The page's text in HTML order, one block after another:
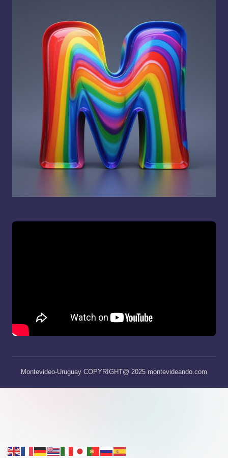
Montevideo-Uruguay COPYRIGHT@ 2025 montevideando.com